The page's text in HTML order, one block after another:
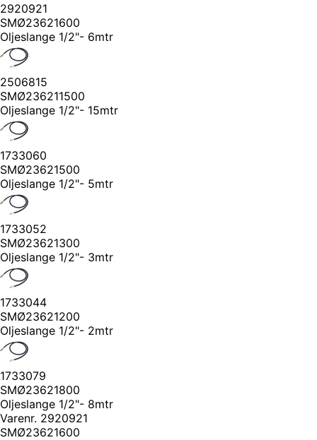
2920921
SMØ23621600
Oljeslange 1/2"- 6mtr
2506815
SMØ236211500
Oljeslange 1/2"- 15mtr
1733060
SMØ23621500
Oljeslange 1/2"- 5mtr
1733052
SMØ23621300
Oljeslange 1/2"- 3mtr
1733044
SMØ23621200
Oljeslange 1/2"- 2mtr
1733079
SMØ23621800
Oljeslange 1/2"- 8mtr
Varenr. 2920921
SMØ23621600